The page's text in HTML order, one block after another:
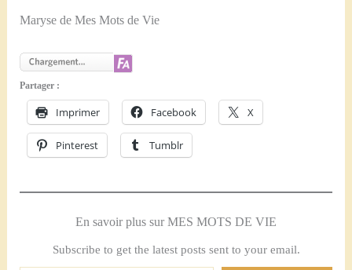
Maryse de Mes Mots de Vie
Partager :
Imprimer Facebook X
Pinterest Tumblr
En savoir plus sur MES MOTS DE VIE
Subscribe to get the latest posts sent to your email.